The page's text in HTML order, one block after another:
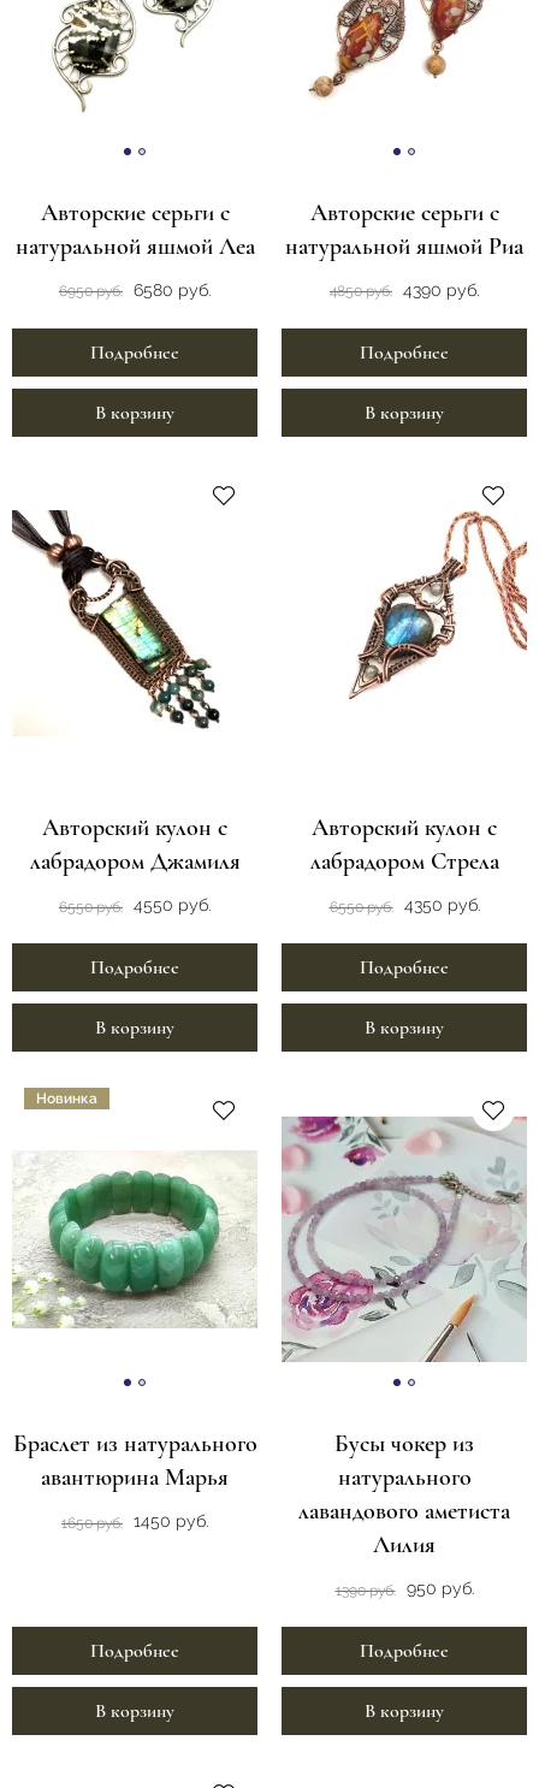
Авторские серьги с
натуральной яшмой Леа
6950 руб. 6580 руб.
Подробнее
В корзину
Авторские серьги с
натуральной яшмой Риа
4850 руб. 4390 руб.
Подробнее
В корзину
Авторский кулон с
лабрадором Джамиля
6550 руб. 4550 руб.
Подробнее
В корзину
Авторский кулон с
лабрадором Стрела
6550 руб. 4350 руб.
Подробнее
В корзину
Новинка
Браслет из натурального
авантюрина Марья
1650 руб. 1450 руб.
Подробнее
В корзину
Бусы чокер из
натурального
лавандового аметиста
Лилия
1390 руб. 950 руб.
Подробнее
В корзину